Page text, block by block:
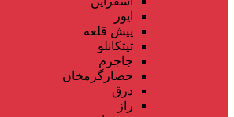
ایور
پیش قلعه
تیتکانلو
جاجرم
حصارگرمخان
درق
راز